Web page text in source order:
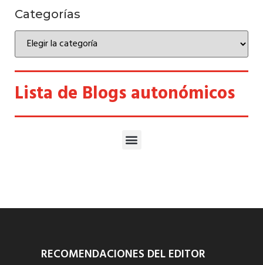
Categorías
Lista de Blogs autonómicos
RECOMENDACIONES DEL EDITOR